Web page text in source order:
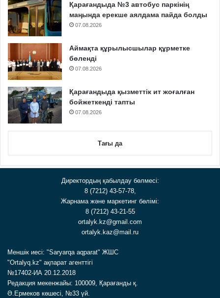
Қарағандыда №3 автобус паркінің
маңында ерекше аялдама пайда болды
07.08.2026
Аймақта құрылысшылар құрметке
бөленді
07.08.2026
Қарағандыда қызметтік ит жоғалған
бойжеткенді тапты
07.08.2026
Тағы да
Директордың қабылдау бөлмесі:
8 (7212) 43-57-78,
Жарнама және маркетинг бөлімі:
8 (7212) 43-21-55
ortalyk.kz@gmail.com
ortalyk.kaz@mail.ru
Меншік иесі: "Saryarqa aqparat" ЖШС
"Ortalyq.kz" ақпарат агенттігі
№17402-ИА 20.12.2018
Редакция мекенжайы: 100009, Қарағанды қ.
Ә.Ермеков көшесі, №33 үй.